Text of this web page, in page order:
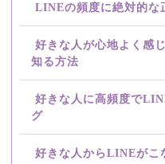
LINEの頻度に絶対的な
好きな人が心地よく感
知る方法
好きな人に高頻度で
グ
好きな人からLINEがこ